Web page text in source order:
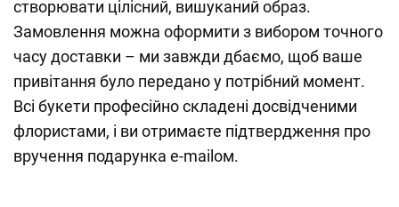
створювати цілісний, вишуканий образ.
Замовлення можна оформити з вибором точного
часу доставки – ми завжди дбаємо, щоб ваше
привітання було передано у потрібний момент.
Всі букети професійно складені досвідченими
флористами, і ви отримаєте підтвердження про
вручення подарунка e-mailом.